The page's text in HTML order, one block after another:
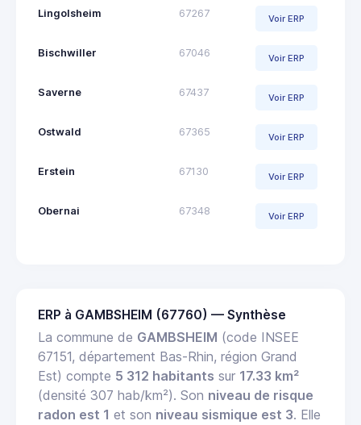
Lingolsheim 67267 Voir ERP
Bischwiller 67046 Voir ERP
Saverne 67437 Voir ERP
Ostwald 67365 Voir ERP
Erstein 67130 Voir ERP
Obernai 67348 Voir ERP
ERP à GAMBSHEIM (67760) — Synthèse
La commune de GAMBSHEIM (code INSEE
67151, département Bas-Rhin, région Grand
Est) compte 5 312 habitants sur 17.33 km²
(densité 307 hab/km²). Son niveau de risque
radon est 1 et son niveau sismique est 3. Elle